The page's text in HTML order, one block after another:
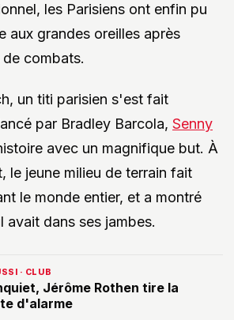
les Parisiens ont enfin pu
aux grandes oreilles après
de combats.
un titi parisien s'est fait
par Bradley Barcola, Senny
avec un magnifique but. À
le jeune milieu de terrain fait
le monde entier, et a montré
dans ses jambes.
· CLUB
Jérôme Rothen tire la
d'alarme